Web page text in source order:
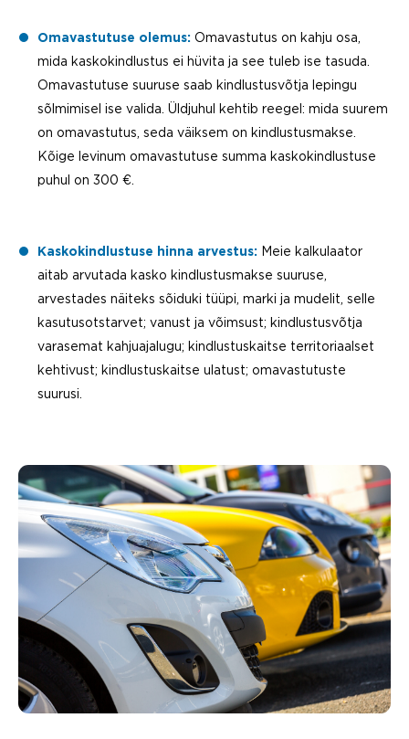
Omavastutuse olemus: Omavastutus on kahju osa,
mida kaskokindlustus ei hüvita ja see tuleb ise tasuda.
Omavastutuse suuruse saab kindlustusvõtja lepingu
sõlmimisel ise valida. Üldjuhul kehtib reegel: mida suurem
on omavastutus, seda väiksem on kindlustusmakse.
Kõige levinum omavastutuse summa kaskokindlustuse
puhul on 300 €.
Kaskokindlustuse hinna arvestus: Meie kalkulaator
aitab arvutada kasko kindlustusmakse suuruse,
arvestades näiteks sõiduki tüüpi, marki ja mudelit, selle
kasutusotstarvet; vanust ja võimsust; kindlustusvõtja
varasemat kahjuajalugu; kindlustuskaitse territoriaalset
kehtivust; kindlustuskaitse ulatust; omavastutuste
suurusi.